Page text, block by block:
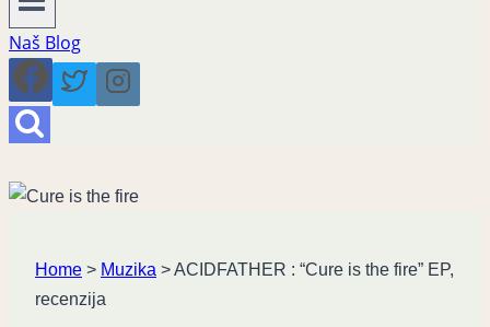
Naš Blog
Home > Muzika >ACIDFATHER : “Cure is the fire” EP,
recenzija